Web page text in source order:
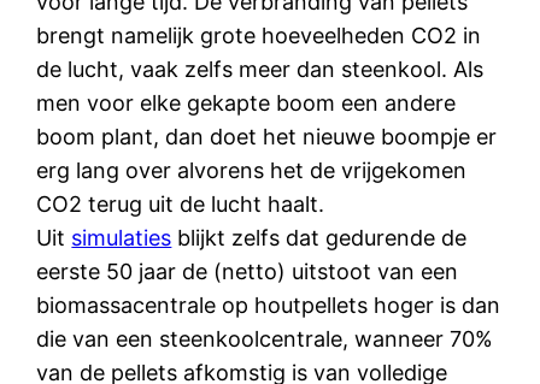
brengt namelijk grote hoeveelheden CO2 in
de lucht, vaak zelfs meer dan steenkool. Als
men voor elke gekapte boom een andere
boom plant, dan doet het nieuwe boompje er
erg lang over alvorens het de vrijgekomen
CO2 terug uit de lucht haalt.
Uit simulaties blijkt zelfs dat gedurende de
eerste 50 jaar de (netto) uitstoot van een
biomassacentrale op houtpellets hoger is dan
die van een steenkoolcentrale, wanneer 70%
van de pellets afkomstig is van volledige